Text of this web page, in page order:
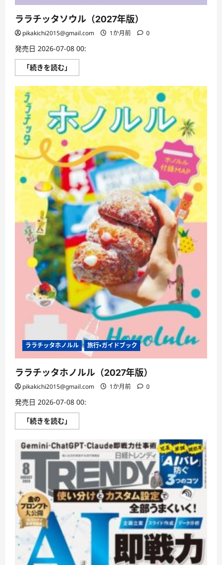
ララチッタソウル（2027年版）
pikakichi2015@gmail.com 1か月前 0
発売日 2026-07-08 00:
「続きを読む」
ラ
ッ
タ
ソ
ウ
ル
（2027
年
版）
つ
い
て
さ
に
読
む
ララチッタホノルル 旅行・ガイドブック
ララチッタホノルル（2027年版）
pikakichi2015@gmail.com 1か月前 0
発売日 2026-07-08 00:
「続きを読む」
ラ
ッ
タ
ホ
ノ
ル
ル
（2027
年
版）
に
つ
い
て
ら
に
読
む